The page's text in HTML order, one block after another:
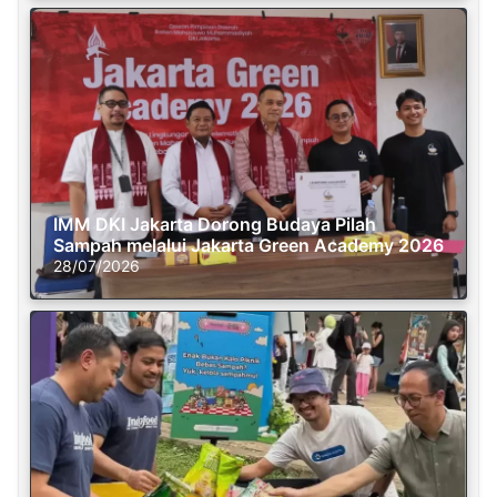
IMM DKI Jakarta Dorong Budaya Pilah
Sampah melalui Jakarta Green Academy 2026
28/07/2026